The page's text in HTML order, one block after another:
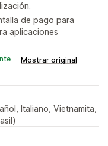
de pago para
aplicaciones
Mostrar original
Italiano, Vietnamita,